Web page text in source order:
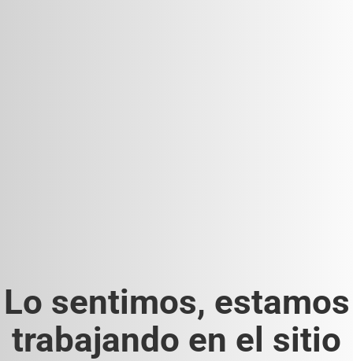
Lo sentimos, estamos
trabajando en el sitio